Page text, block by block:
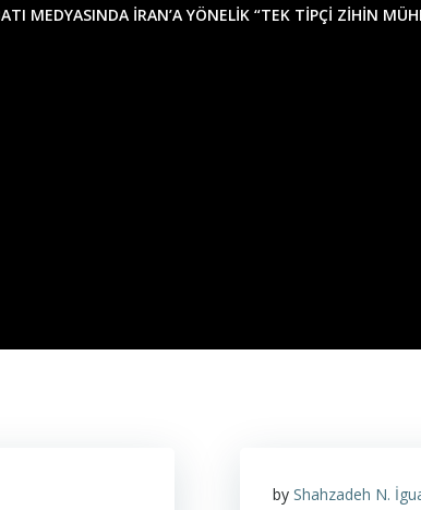
MEDYASINDA İRAN’A YÖNELIK “TEK TIPÇI ZIHIN
by Shahzadeh N.